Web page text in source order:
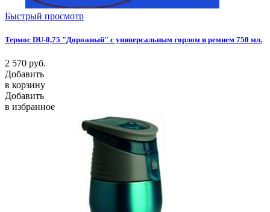
Быстрый просмотр
Термос DU-0,75 "Дорожный" с универсальным горлом и ремнем 750 мл.
2 570 руб.
Добавить
в корзину
Добавить
в избранное